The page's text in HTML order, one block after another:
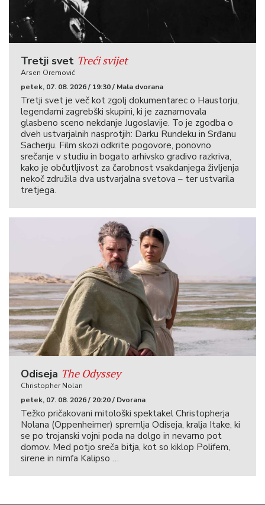
Tretji svet Treći svijet
Arsen Oremović
petek, 07. 08. 2026 / 19:30 / Mala dvorana
Tretji svet je več kot zgolj dokumentarec o Haustorju,
legendarni zagrebški skupini, ki je zaznamovala
glasbeno sceno nekdanje Jugoslavije. To je zgodba o
dveh ustvarjalnih nasprotjih: Darku Rundeku in Srđanu
Sacherju. Film skozi odkrite pogovore, ponovno
srečanje v studiu in bogato arhivsko gradivo razkriva,
kako je občutljivost za čarobnost vsakdanjega življenja
nekoč združila dva ustvarjalna svetova – ter ustvarila
tretjega.
Odiseja The Odyssey
Christopher Nolan
petek, 07. 08. 2026 / 20:20 / Dvorana
Težko pričakovani mitološki spektakel Christopherja
Nolana (Oppenheimer) spremlja Odiseja, kralja Itake, ki
se po trojanski vojni poda na dolgo in nevarno pot
domov. Med potjo sreča bitja, kot so kiklop Polifem,
sirene in nimfa Kalipso …